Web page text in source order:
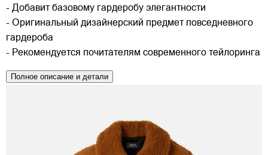
- Добавит базовому гардеробу элегантности
- Оригинальный дизайнерский предмет повседневного
гардероба
- Рекомендуется почитателям современного тейлоринга
Полное описание и детали